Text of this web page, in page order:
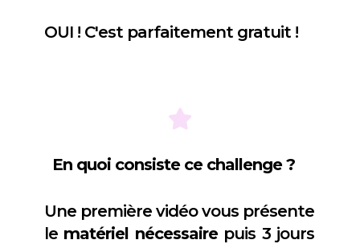
OUI ! C'est parfaitement gratuit !
En quoi consiste ce challenge ?
Une première vidéo vous présente
le matériel nécessairepuis 3 jours